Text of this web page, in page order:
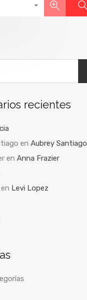
recientes
en Aubrey Santiago
en Anna Frazier
en Levi Lopez